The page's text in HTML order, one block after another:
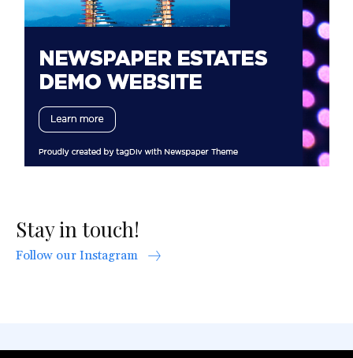
Stay in touch!
Follow our Instagram